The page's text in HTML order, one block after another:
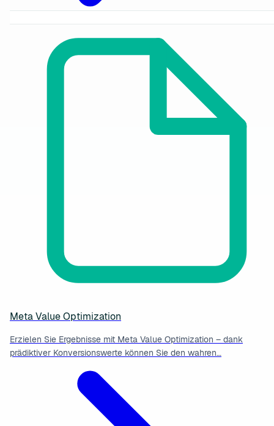
Meta Value Optimization
Erzielen Sie Ergebnisse mit Meta Value Optimization – dank
prädiktiver Konversionswerte können Sie den wahren…